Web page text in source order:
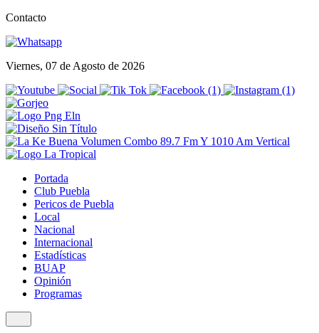
Contacto
Viernes, 07 de Agosto de 2026
Portada
Club Puebla
Pericos de Puebla
Local
Nacional
Internacional
Estadísticas
BUAP
Opinión
Programas